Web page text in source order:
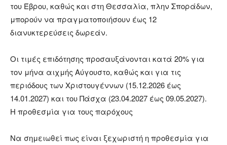
του Έβρου, καθώς και στη Θεσσαλία, πλην Σποράδων,
μπορούν να πραγματοποιήσουν έως 12
διανυκτερεύσεις δωρεάν.
Οι τιμές επιδότησης προσαυξάνονται κατά 20% για
τον μήνα αιχμής Αύγουστο, καθώς και για τις
περιόδους των Χριστουγέννων (15.12.2026 έως
14.01.2027) και του Πάσχα (23.04.2027 έως 09.05.2027).
Η προθεσμία για τους παρόχους
Να σημειωθεί πως είναι ξεχωριστή η προθεσμία για